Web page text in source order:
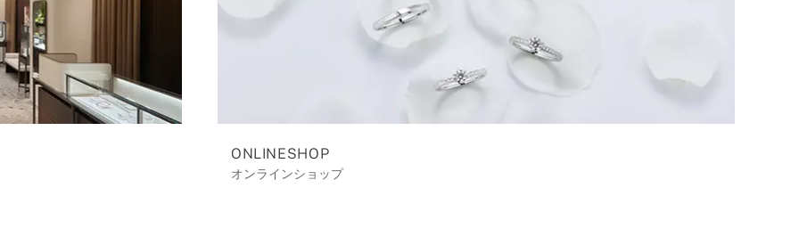
ONLINESHOP
オンラインショップ